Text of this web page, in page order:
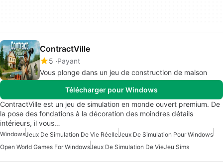
ContractVille
5 Payant
Vous plonge dans un jeu de construction de maison
Télécharger pour Windows
ContractVille est un jeu de simulation en monde ouvert premium. De
la pose des fondations à la décoration des moindres détails
intérieurs, il vous…
WindowsJeux De Simulation De Vie RéelleJeux De Simulation Pour Windows
Open World Games For WindowsJeux De Simulation De VieJeu Sims